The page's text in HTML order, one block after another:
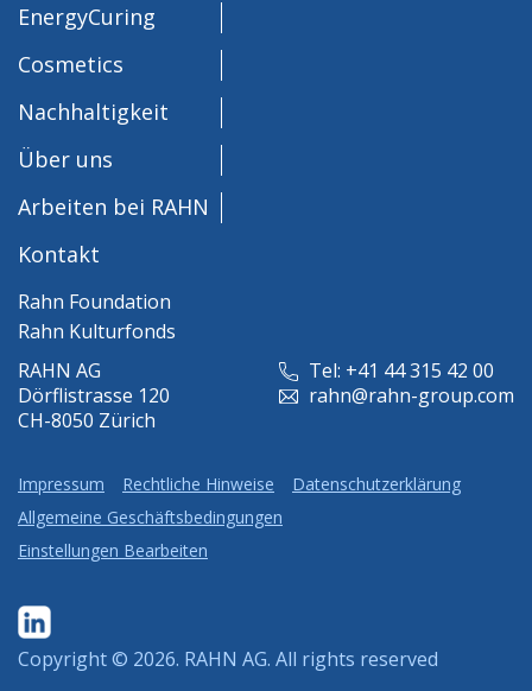
RAHN AG
Dörflistrasse 120
CH-8050 Zürich
Tel: +41 44 315 42 00
rahn@rahn-group.com
EnergyCuring
Cosmetics
Nachhaltigkeit
Über uns
Arbeiten bei RAHN
Kontakt
Rahn Foundation
Rahn Kulturfonds
Impressum Rechtliche Hinweise
Datenschutzerklärung
Allgemeine Geschäftsbedingungen
Einstellungen Bearbeiten
Copyright © 2026. RAHN AG. All rights reserved